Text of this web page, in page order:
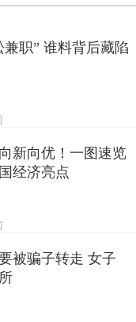
兼职” 谁料背后藏陷
新向优！一图速览
经济亮点
被骗子转走 女子